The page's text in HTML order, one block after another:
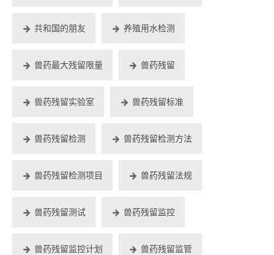
共和国的朋友 养殖用水检测
兽药最大残留限量 兽药残留
兽药残留实验室 兽药残留标准
兽药残留检测 兽药残留检测方法
兽药残留检测项目 兽药残留法规
兽药残留测试 兽药残留监控
兽药残留监控计划 兽药残留监管